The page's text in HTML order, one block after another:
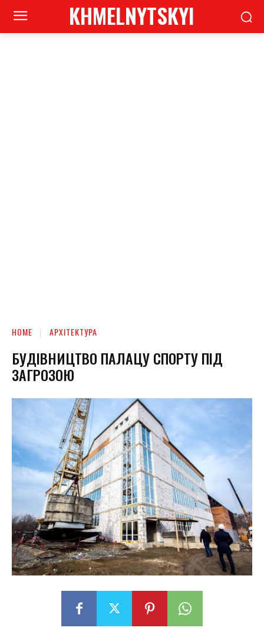
KHMELNYTSKYI
HOME АРХІТЕКТУРА
БУДІВНИЦТВО ПАЛАЦУ СПОРТУ ПІД
ЗАГРОЗОЮ